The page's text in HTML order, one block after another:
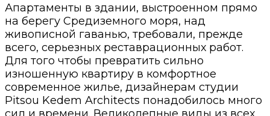
Апартаменты в здании, выстроенном прямо
на берегу Средиземного моря, над
живописной гаванью, требовали, прежде
всего, серьезных реставрационных работ.
Для того чтобы превратить сильно
изношенную квартиру в комфортное
современное жилье, дизайнерам студии
Pitsou Kedem Architects понадобилось много